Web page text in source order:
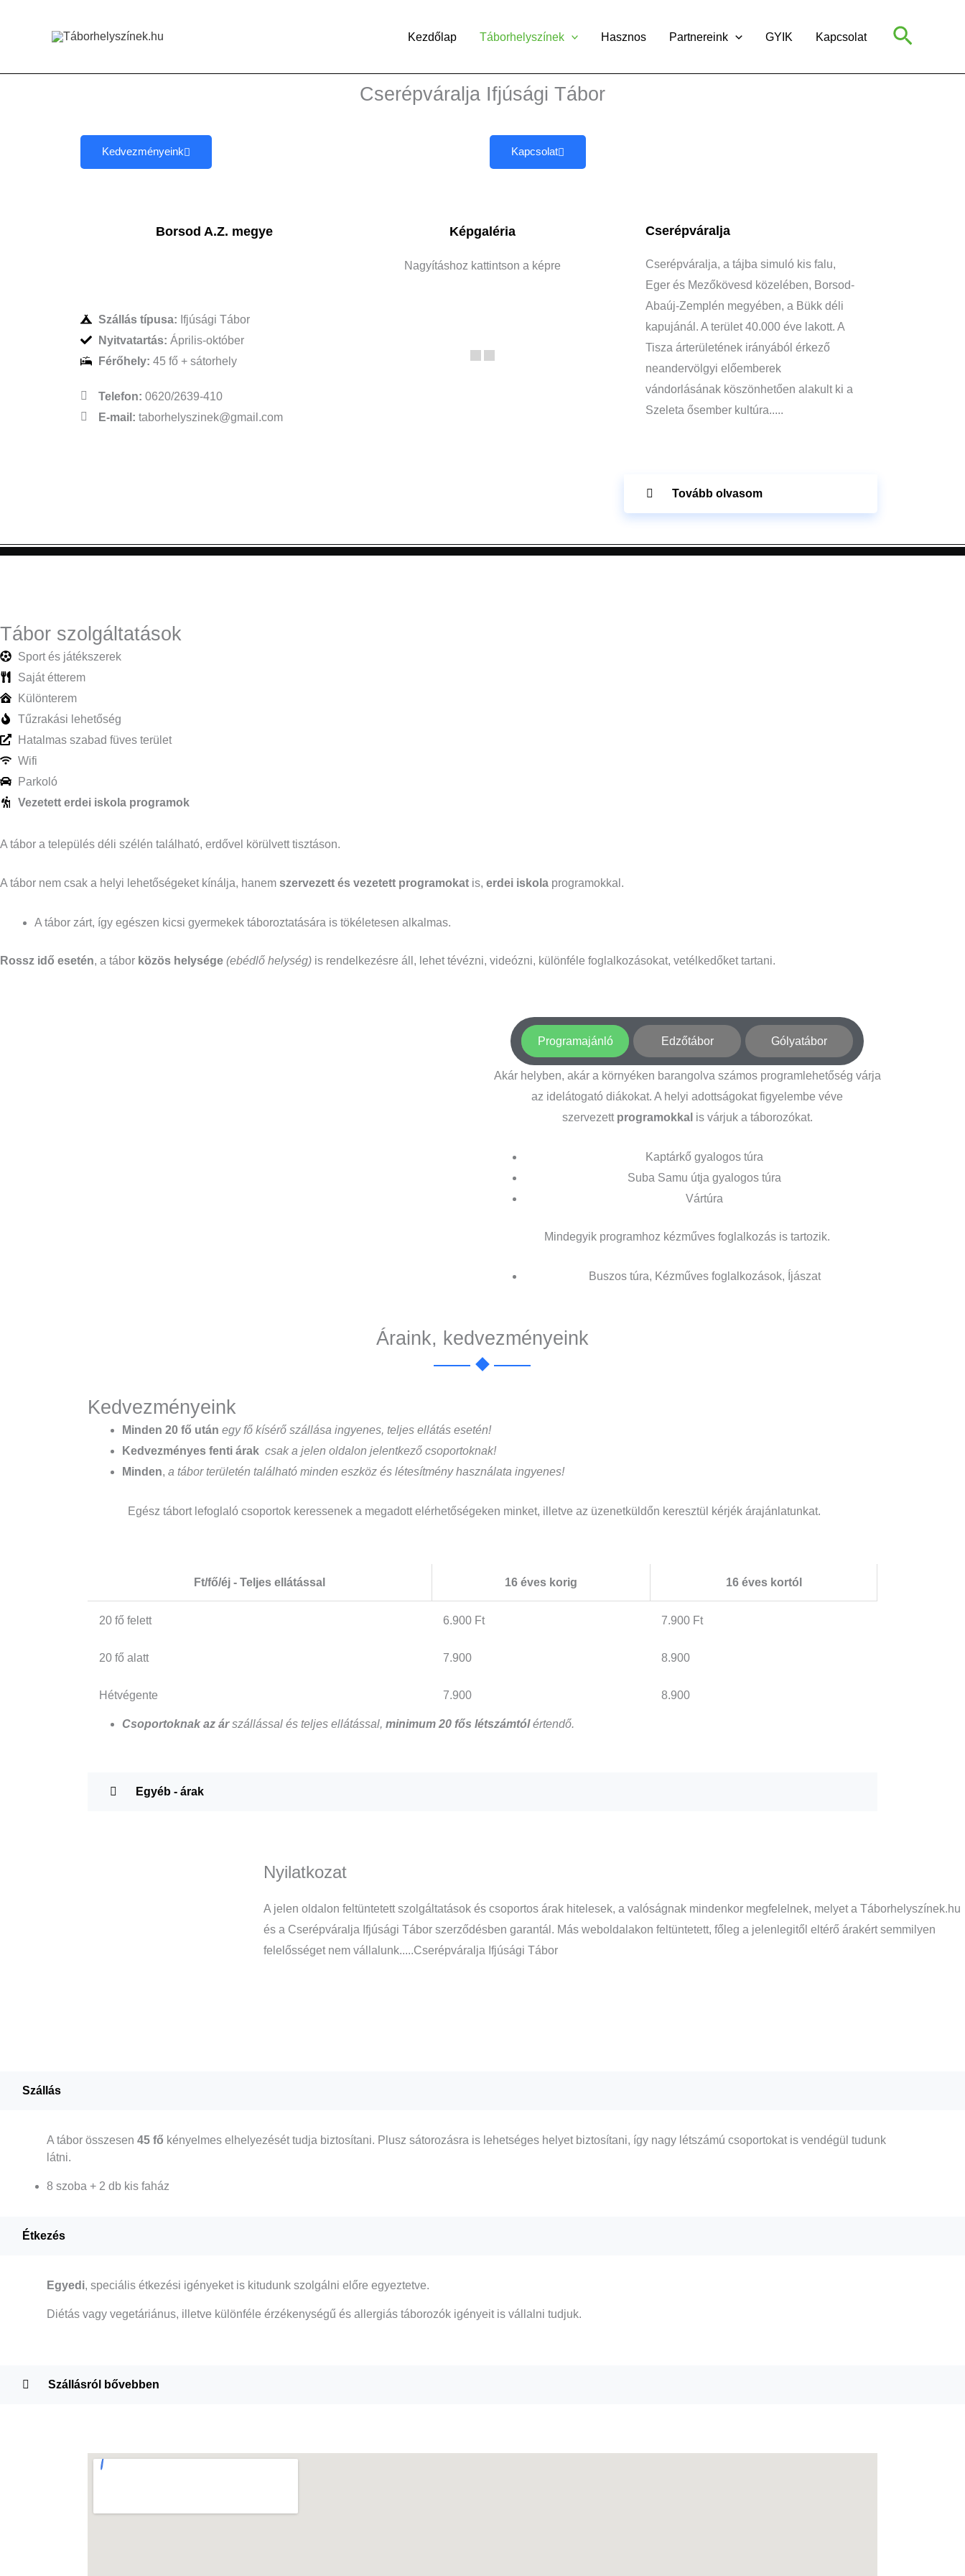
Kezdőlap Táborhelyszínek Hasznos Partnereink GYIK Kapcsolat Search
Cserépváralja Ifjúsági Tábor
Kedvezményeink Kapcsolat
Borsod A.Z. megye
Szállás típusa: Ifjúsági Tábor
Nyitvatartás: Április-október
Férőhely: 45 fő + sátorhely
Telefon: 0620/2639-410
E-mail: taborhelyszinek@gmail.com
Képgaléria
Nagyításhoz kattintson a képre
Cserépváralja
Cserépváralja, a tájba simuló kis falu,
Eger és Mezőkövesd közelében, Borsod-
Abaúj-Zemplén megyében, a Bükk déli
kapujánál. A terület 40.000 éve lakott. A
Tisza árterületének irányából érkező
neandervölgyi előemberek
vándorlásának köszönhetően alakult ki a
Szeleta ősember kultúra.....
Tovább olvasom
Tábor szolgáltatások
Sport és játékszerek
Saját étterem
Különterem
Tűzrakási lehetőség
Hatalmas szabad füves terület
Wifi
Parkoló
Vezetett erdei iskola programok
A tábor a település déli szélén található, erdővel körülvett tisztáson.
A tábor nem csak a helyi lehetőségeket kínálja, hanem szervezett és vezetett programokat is, erdei iskola programokkal.
A tábor zárt, így egészen kicsi gyermekek táboroztatására is tökéletesen alkalmas.
Rossz idő esetén, a tábor közös helysége (ebédlő helység) is rendelkezésre áll, lehet tévézni, videózni, különféle foglalkozásokat, vetélkedőket tartani.
Programajánló Edzőtábor Gólyatábor
Akár helyben, akár a környéken barangolva számos programlehetőség várja
az idelátogató diákokat. A helyi adottságokat figyelembe véve
szervezettprogramokkal is várjuk a táborozókat.
Kaptárkő gyalogos túra
Suba Samu útja gyalogos túra
Vártúra
Mindegyik programhoz kézműves foglalkozás is tartozik.
Buszos túra, Kézműves foglalkozások, Íjászat
Áraink, kedvezményeink
Kedvezményeink
Minden 20 fő után egy fő kísérő szállása ingyenes, teljes ellátás esetén!
Kedvezményes fenti árak csak a jelen oldalon jelentkező csoportoknak!
Minden, a tábor területén található minden eszköz és létesítmény használata ingyenes!
Egész tábort lefoglaló csoportok keressenek a megadott elérhetőségeken minket, illetve az üzenetküldőn keresztül kérjék árajánlatunkat.
Ft/fő/éj - Teljes ellátással 16 éves korig 16 éves kortól
20 fő felett 6.900 Ft 7.900 Ft
20 fő alatt 7.900 8.900
Hétvégente 7.900 8.900
Csoportoknak az árszállással és teljes ellátással, minimum 20 fős létszámtólértendő.
Egyéb - árak
Nyilatkozat
A jelen oldalon feltüntetett szolgáltatások és csoportos árak hitelesek, a valóságnak mindenkor megfelelnek, melyet a Táborhelyszínek.hu
és a Cserépváralja Ifjúsági Tábor szerződésben garantál. Más weboldalakon feltüntetett, főleg a jelenlegitől eltérő árakért semmilyen
felelősséget nem vállalunk.....Cserépváralja Ifjúsági Tábor
Szállás
A tábor összesen 45 fő kényelmes elhelyezését tudja biztosítani. Plusz sátorozásra is lehetséges helyet biztosítani, így nagy létszámú csoportokat is vendégül tudunk
látni.
8 szoba + 2 db kis faház
Étkezés
Egyedi, speciális étkezési igényeket is kitudunk szolgálni előre egyeztetve.
Diétás vagy vegetáriánus, illetve különféle érzékenységű és allergiás táborozók igényeit is vállalni tudjuk.
Szállásról bővebben